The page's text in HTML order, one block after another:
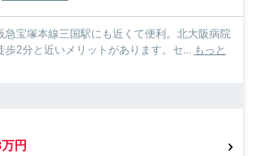
急宝塚本線三国駅にも近くて便利。北大阪病院
歩2分と近いメリットがあります。セ... もっと
円